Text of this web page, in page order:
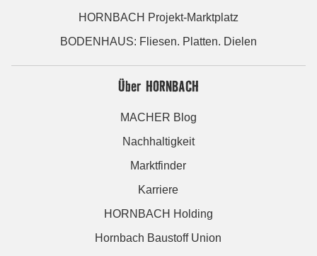
HORNBACH Projekt-Marktplatz
BODENHAUS: Fliesen. Platten. Dielen
Über HORNBACH
MACHER Blog
Nachhaltigkeit
Marktfinder
Karriere
HORNBACH Holding
Hornbach Baustoff Union